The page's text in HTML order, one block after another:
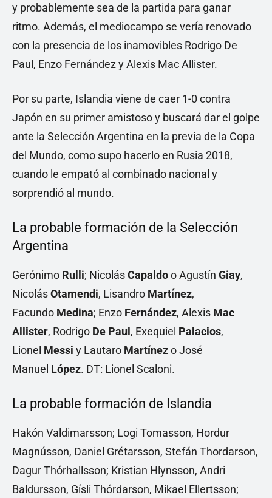
y probablemente sea de la partida para ganar
ritmo. Además, el mediocampo se vería renovado
con la presencia de los inamovibles Rodrigo De
Paul, Enzo Fernández y Alexis Mac Allister.
Por su parte, Islandia viene de caer 1-0 contra
Japón en su primer amistoso y buscará dar el golpe
ante la Selección Argentina en la previa de la Copa
del Mundo, como supo hacerlo en Rusia 2018,
cuando le empató al combinado nacional y
sorprendió al mundo.
La probable formación de la Selección
Argentina
Gerónimo Rulli; NicolásCapaldoo Agustín Giay,
NicolásOtamendi, Lisandro Martínez,
Facundo Medina; Enzo Fernández, Alexis Mac
Allister, Rodrigo De Paul, Exequiel Palacios,
Lionel Messi y Lautaro Martínezo José
Manuel López. DT: Lionel Scaloni.
La probable formación de Islandia
Hakón Valdimarsson; Logi Tomasson, Hordur
Magnússon, Daniel Grétarsson, Stefán Thordarson,
Dagur Thórhallsson; Kristian Hlynsson, Andri
Baldursson, Gísli Thórdarson, Mikael Ellertsson;